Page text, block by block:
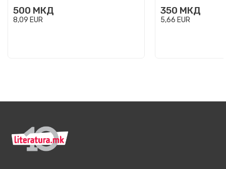
500 МКД
8,09 EUR
350 МКД
5,66 EUR